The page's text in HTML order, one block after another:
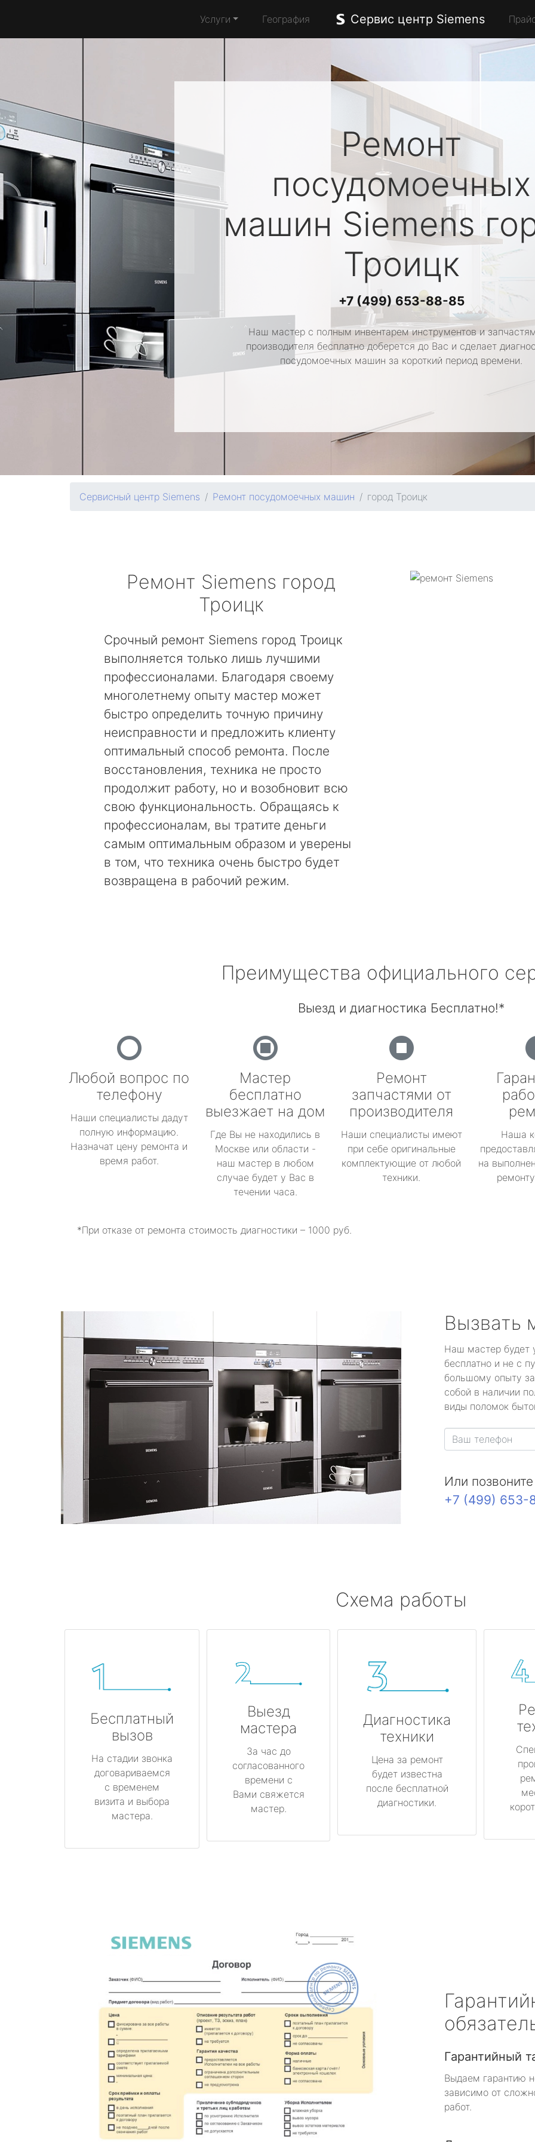
Услуги География Сервис центр Siemens
Ремонт
посудомоечных
машин Siemens
Троицк
+7 (499) 653-88-85
Наш мастер с полным инвентарем инструментов и
производителя бесплатно доберется до Вас и сделает
посудомоечных машин за короткий период времени.
Сервисный центр Siemens Ремонт посудомоечных машин город Троицк
Ремонт Siemens город
Троицк
Срочный ремонт Siemens город Троицк
выполняется только лишь лучшими
профессионалами. Благодаря своему
многолетнему опыту мастер может
быстро определить точную причину
неисправности и предложить клиенту
оптимальный способ ремонта. После
восстановления, техника не просто
продолжит работу, но и возобновит всю
свою функциональность. Обращаясь к
профессионалам, вы тратите деньги
самым оптимальным образом и уверены
в том, что техника очень быстро будет
возвращена в рабочий режим.
Преимущества официального
Выезд и диагностика Бесплатно!*
Любой вопрос по
телефону
Наши специалисты дадут
полную информацию.
Назначат цену ремонта и
время работ.
Мастер
бесплатно
выезжает на дом
Где Вы не находились в
Москве или области -
наш мастер в любом
случае будет у Вас в
течении часа.
Ремонт
запчастями от
производителя
Наши специалисты имеют
при себе оригинальные
комплектующие от любой
техники.
Наша
на
*При отказе от ремонта стоимость диагностики – 1000 руб.
Вызвать
Наш мастер будет
бесплатно и не с
большому опыту
собой в наличии
виды поломок
Или
+7 (499) 653-
Схема работы
Бесплатный
вызов
На стадии звонка
договариваемся
с временем
визита и выбора
мастера.
Выезд
мастера
За час до
согласованного
времени с
Вами свяжется
мастер.
Диагностика
техники
Цена за ремонт
будет известна
после бесплатной
диагностики.
Гарантийный
Выдаем гарантию
зависимо от
работ.